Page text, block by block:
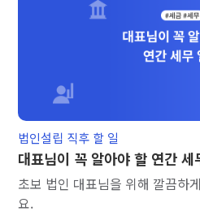
대표님이 꼭 알아야 할 연간 세
초보 법인 대표님을 위해 깔끔하
요.
법인설립 직후 할 일